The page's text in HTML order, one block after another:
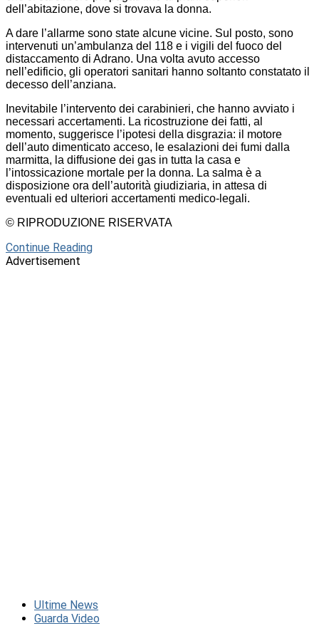
dell’abitazione, dove si trovava la donna.
A dare l’allarme sono state alcune vicine. Sul posto, sono
intervenuti un’ambulanza del 118 e i vigili del fuoco del
distaccamento di Adrano. Una volta avuto accesso
nell’edificio, gli operatori sanitari hanno soltanto constatato il
decesso dell’anziana.
Inevitabile l’intervento dei carabinieri, che hanno avviato i
necessari accertamenti. La ricostruzione dei fatti, al
momento, suggerisce l’ipotesi della disgrazia: il motore
dell’auto dimenticato acceso, le esalazioni dei fumi dalla
marmitta, la diffusione dei gas in tutta la casa e
l’intossicazione mortale per la donna. La salma è a
disposizione ora dell’autorità giudiziaria, in attesa di
eventuali ed ulteriori accertamenti medico-legali.
© RIPRODUZIONE RISERVATA
Continue Reading
Advertisement
Ultime News
Guarda Video